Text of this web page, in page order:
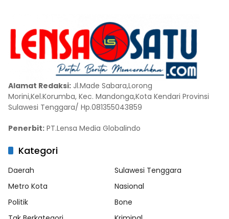
Alamat Redaksi: Jl.Made Sabara,Lorong
Morini,Kel.Korumba, Kec. Mandonga,Kota Kendari Provinsi
Sulawesi Tenggara/ Hp.081355043859
Penerbit: PT.Lensa Media Globalindo
Kategori
Daerah
Sulawesi Tenggara
Metro Kota
Nasional
Politik
Bone